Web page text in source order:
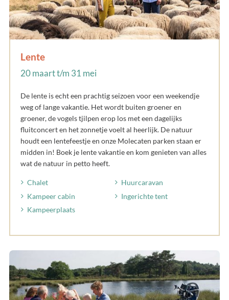
Lente
20 maart t/m 31 mei
De lente is echt een prachtig seizoen voor een weekendje
weg of lange vakantie. Het wordt buiten groener en
groener, de vogels tjilpen erop los met een dagelijks
fluitconcert en het zonnetje voelt al heerlijk. De natuur
houdt een lentefeestje en onze Molecaten parken staan er
midden in! Boek je lente vakantie en kom genieten van alles
wat de natuur in petto heeft.
Chalet
Huurcaravan
Kampeer cabin
Ingerichte tent
Kampeerplaats